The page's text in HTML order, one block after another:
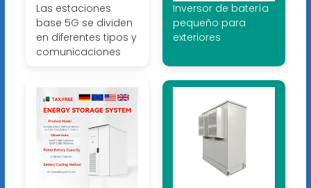
Las estaciones
base 5G se dividen
en diferentes tipos y
comunicaciones
Inversor de batería
pequeño para
exteriores